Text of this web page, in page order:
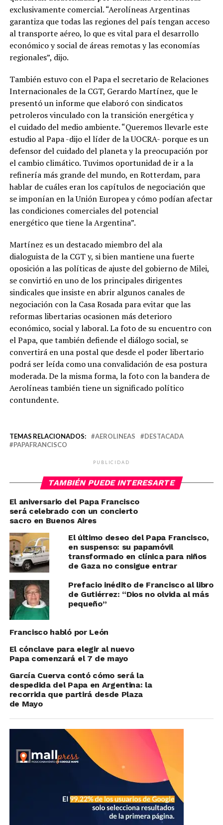
exclusivamente comercial. “Aerolíneas Argentinas
garantiza que todas las regiones del país tengan acceso
al transporte aéreo, lo que es vital para el desarrollo
económico y social de áreas remotas y las economías
regionales”, dijo.
También estuvo con el Papa el secretario de Relaciones
Internacionales de la CGT, Gerardo Martínez, que le
presentó un informe que elaboró con sindicatos
petroleros vinculado con la transición energética y
el cuidado del medio ambiente. “Queremos llevarle este
estudio al Papa -dijo el líder de la UOCRA- porque es un
defensor del cuidado del planeta y la preocupación por
el cambio climático. Tuvimos oportunidad de ir a la
refinería más grande del mundo, en Rotterdam, para
hablar de cuáles eran los capítulos de negociación que
se imponían en la Unión Europea y cómo podían afectar
las condiciones comerciales del potencial
energético que tiene la Argentina”.
Martínez es un destacado miembro del ala
dialoguista de la CGT y, si bien mantiene una fuerte
oposición a las políticas de ajuste del gobierno de Milei,
se convirtió en uno de los principales dirigentes
sindicales que insiste en abrir algunos canales de
negociación con la Casa Rosada para evitar que las
reformas libertarias ocasionen más deterioro
económico, social y laboral. La foto de su encuentro con
el Papa, que también defiende el diálogo social, se
convertirá en una postal que desde el poder libertario
podrá ser leída como una convalidación de esa postura
moderada. De la misma forma, la foto con la bandera de
Aerolíneas también tiene un significado político
contundente.
TEMAS RELACIONADOS: AEROLINEAS
DESTACADA
PAPAFRANCISCO
PUBLICIDAD
TAMBIÉN PUEDE INTERESARTE
El aniversario del Papa Francisco
será celebrado con un concierto
sacro en Buenos Aires
El último deseo del Papa Francisco,
en suspenso: su papamóvil
transformado en clínica para niños
de Gaza no consigue entrar
Prefacio inédito de Francisco al libro
de Gutiérrez: “Dios no olvida al más
pequeño”
Francisco habló por León
El cónclave para elegir al nuevo
Papa comenzará el 7 de mayo
García Cuerva contó cómo será la
despedida del Papa en Argentina: la
recorrida que partirá desde Plaza
de Mayo